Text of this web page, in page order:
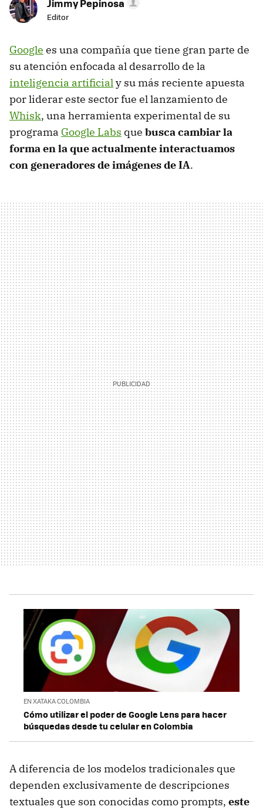
Jimmy Pepinosa
Editor
Google es una compañía que tiene gran parte de
su atención enfocada al desarrollo de la
inteligencia artificialy su más reciente apuesta
por liderar este sector fue el lanzamiento de
Whisk, una herramienta experimental de su
programa Google Labs que busca cambiar la
forma en la que actualmente interactuamos
con generadores de imágenes de IA.
EN XATAKA COLOMBIA
Cómo utilizar el poder de Google Lens para hacer
búsquedas desde tu celular en Colombia
A diferencia de los modelos tradicionales que
dependen exclusivamente de descripciones
textuales que son conocidas como prompts, este